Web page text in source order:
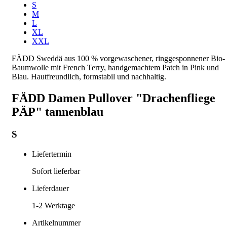
S
M
L
XL
XXL
FÄDD Sweddä aus 100 % vorgewaschener, ringgesponnener Bio-
Baumwolle mit French Terry, handgemachtem Patch in Pink und
Blau. Hautfreundlich, formstabil und nachhaltig.
FÄDD Damen Pullover "Drachenfliege
PÄP" tannenblau
S
Liefertermin
Sofort lieferbar
Lieferdauer
1-2 Werktage
Artikelnummer